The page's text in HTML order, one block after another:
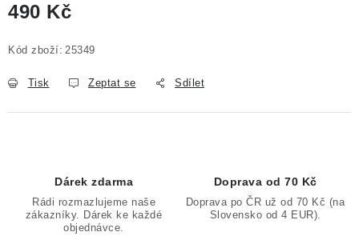
490 Kč
Kód zboží: 25349
Tisk Zeptat se Sdílet
Dárek zdarma
Rádi rozmazlujeme naše
zákazníky. Dárek ke každé
objednávce.
Doprava od 70 Kč
Doprava po ČR už od 70 Kč (na
Slovensko od 4 EUR).